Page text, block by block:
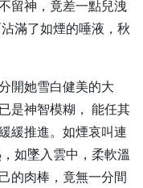
留神，竟差一點兒洩
滿了如煙的唾液，秋
開她雪白健美的大
是神智模糊， 能任其
緩推進。如煙哀叫連
如墜入雲中，柔軟溫
的肉棒，竟無一分間